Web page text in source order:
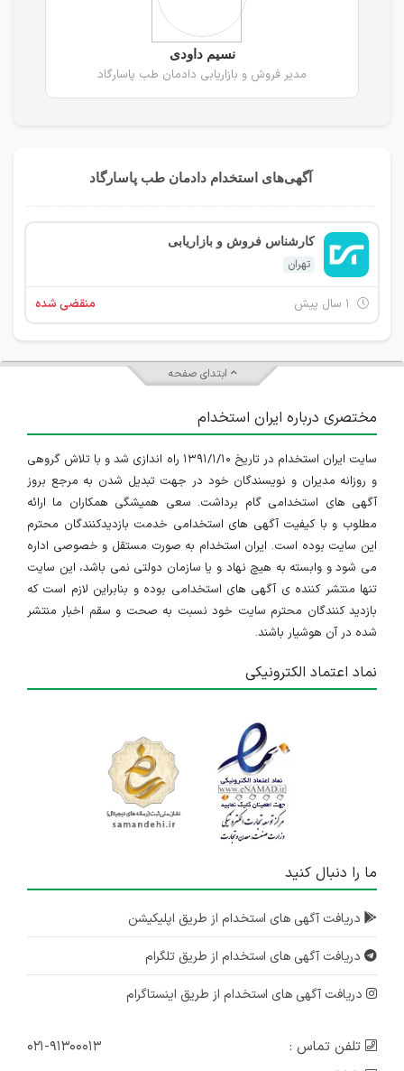
نسیم داودی
مدیر فروش و بازاریابی دادمان طب پاسارگاد
آگهی‌های استخدام دادمان طب پاسارگاد
کارشناس فروش و بازاریابی
تهران
منقضی شده
ابتدای صفحه
مختصری درباره ایران استخدام
سایت ایران استخدام در تاریخ ۱۳۹۱/۱/۱۰ راه اندازی شد و با تلاش گروهی
و روزانه مدیران و نویسندگان خود در جهت تبدیل شدن به مرجع بروز
آگهی های استخدامی گام برداشت. سعی همیشگی همکاران ما ارائه
مطلوب و با کیفیت آگهی های استخدامی خدمت بازدیدکنندگان محترم
این سایت بوده است. ایران استخدام به صورت مستقل و خصوصی اداره
می شود و وابسته به هیچ نهاد و یا سازمان دولتی نمی باشد، این سایت
تنها منتشر کننده ی آگهی های استخدامی بوده و بنابراین لازم است که
بازدید کنندگان محترم سایت خود نسبت به صحت و سقم اخبار منتشر
شده در آن هوشیار باشند.
نماد اعتماد الکترونیکی
ما را دنبال کنید
دریافت آگهی های استخدام از طریق اپلیکیشن
دریافت آگهی های استخدام از طریق تلگرام
دریافت آگهی های استخدام از طریق اینستاگرام
تلفن تماس :
۰۲۱-۹۱۳۰۰۰۱۳